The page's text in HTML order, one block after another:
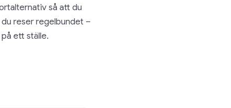
så att du
reser regelbundet –
ett ställe.